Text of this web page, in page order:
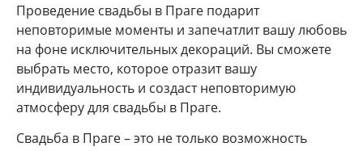
Проведение свадьбы в Праге подарит
неповторимые моменты и запечатлит вашу любовь
на фоне исключительных декораций. Вы сможете
выбрать место, которое отразит вашу
индивидуальность и создаст неповторимую
атмосферу для свадьбы в Праге.
Свадьба в Праге – это не только возможность